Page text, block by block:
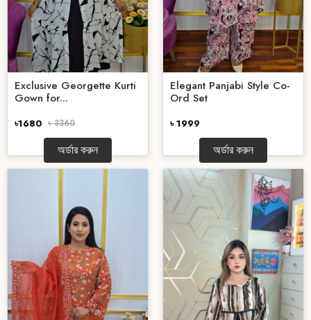
Exclusive Georgette Kurti
Gown for...
৳1680 ৳ 3360
অর্ডার করুন
Elegant Panjabi Style Co-
Ord Set
৳ 1999
অর্ডার করুন